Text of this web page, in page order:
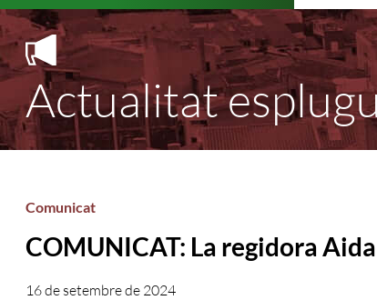
Actualitat
Comunicat
COMUNICAT: La regidora
16 de setembre de 2024